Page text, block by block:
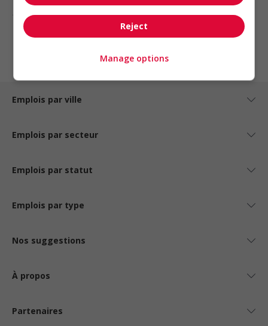
1 - 5 de 5 résultats
1
Emplois par ville
Emplois par secteur
Emplois par statut
Emplois par type
Nos suggestions
À propos
Partenaires
Reject
Manage options